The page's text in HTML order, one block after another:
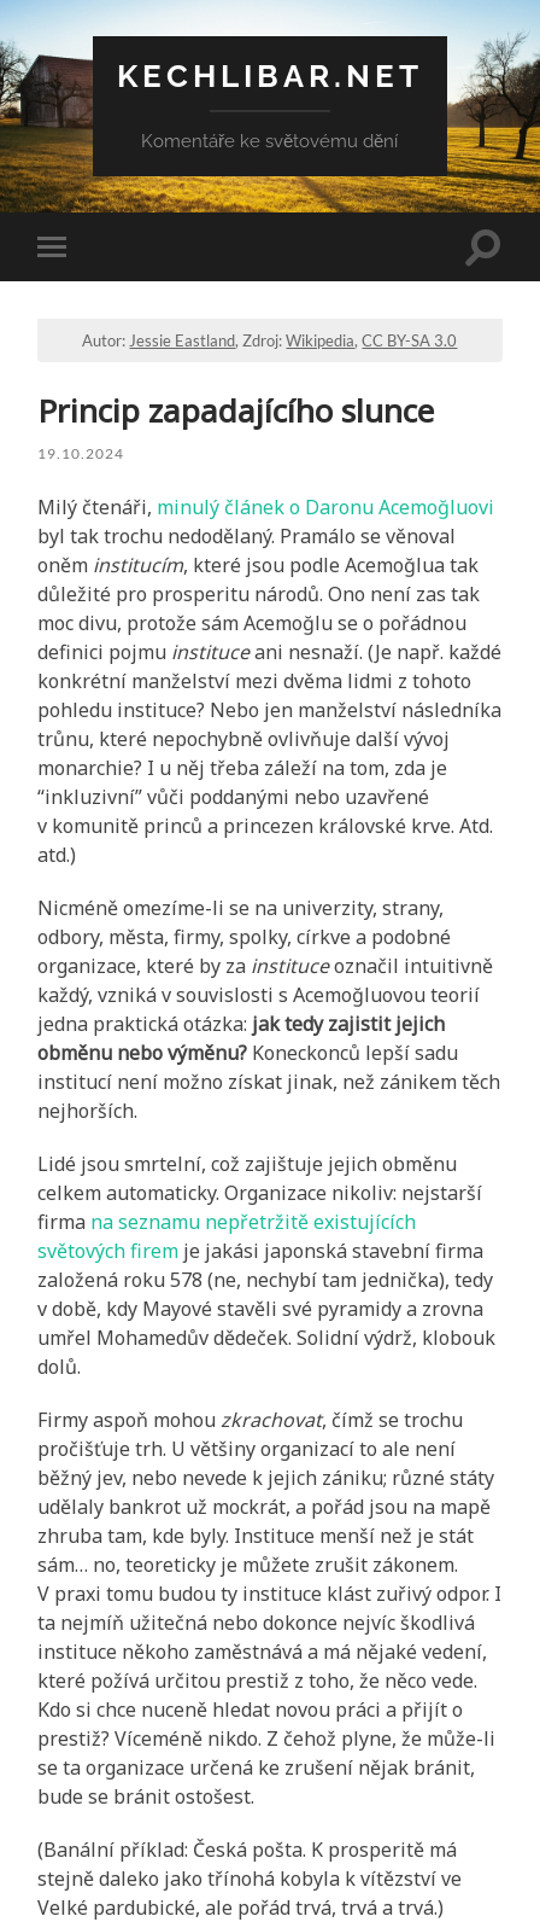
KECHLIBAR.NET
Komentáře ke světovému dění
Přepnout
mobilní
Autor: Jessie Eastland, Zdroj:Wikipedia,CC BY-SA 3.0
Princip zapadajícího slunce
19.10.2024
Milý čtenáři, minulý článek o Daronu Acemoğluovi
byl tak trochu nedodělaný. Pramálo se věnoval
oněm institucím, které jsou podle Acemoğlua tak
důležité pro prosperitu národů. Ono není zas tak
moc divu, protože sám Acemoğlu se o pořádnou
definici pojmu instituceani nesnaží. (Je např. každé
konkrétní manželství mezi dvěma lidmi z tohoto
pohledu instituce? Nebo jen manželství následníka
trůnu, které nepochybně ovlivňuje další vývoj
monarchie? I u něj třeba záleží na tom, zda je
“inkluzivní” vůči poddanými nebo uzavřené
v komunitě princů a princezen královské krve. Atd.
atd.)
Nicméně omezíme-li se na univerzity, strany,
odbory, města, firmy, spolky, církve a podobné
organizace, které by za instituceoznačil intuitivně
každý, vzniká v souvislosti s Acemoğluovou teorií
jedna praktická otázka: jak tedy zajistit jejich
obměnu nebo výměnu? Koneckonců lepší sadu
institucí není možno získat jinak, než zánikem těch
nejhorších.
Lidé jsou smrtelní, což zajištuje jejich obměnu
celkem automaticky. Organizace nikoliv: nejstarší
firma na seznamu nepřetržitě existujících
světových firem je jakási japonská stavební firma
založená roku 578 (ne, nechybí tam jednička), tedy
v době, kdy Mayové stavěli své pyramidy a zrovna
umřel Mohamedův dědeček. Solidní výdrž, klobouk
dolů.
Firmy aspoň mohouzkrachovat, čímž se trochu
pročišťuje trh. U většiny organizací to ale není
běžný jev, nebo nevede k jejich zániku; různé státy
udělaly bankrot už mockrát, a pořád jsou na mapě
zhruba tam, kde byly. Instituce menší než je stát
sám… no, teoreticky je můžete zrušit zákonem.
V praxi tomu budou ty instituce klást zuřivý odpor. I
ta nejmíň užitečná nebo dokonce nejvíc škodlivá
instituce někoho zaměstnává a má nějaké vedení,
které požívá určitou prestiž z toho, že něco vede.
Kdo si chce nuceně hledat novou práci a přijít o
prestiž? Víceméně nikdo. Z čehož plyne, že může-li
se ta organizace určená ke zrušení nějak bránit,
bude se bránit ostošest.
(Banální příklad: Česká pošta. K prosperitě má
stejně daleko jako třínohá kobyla k vítězství ve
Velké pardubické, ale pořád trvá, trvá a trvá.)